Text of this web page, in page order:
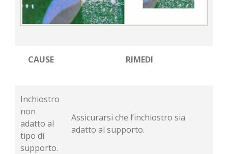
CAUSE RIMEDI
Inchiostro
non
adatto al
tipo di
supporto.
Assicurarsi che l’inchiostro sia
adatto al supporto.